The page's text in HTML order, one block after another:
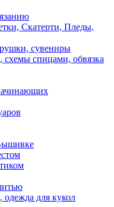
Скатерти, Пледы,
сувениры
спицами, обвязка
для кукол